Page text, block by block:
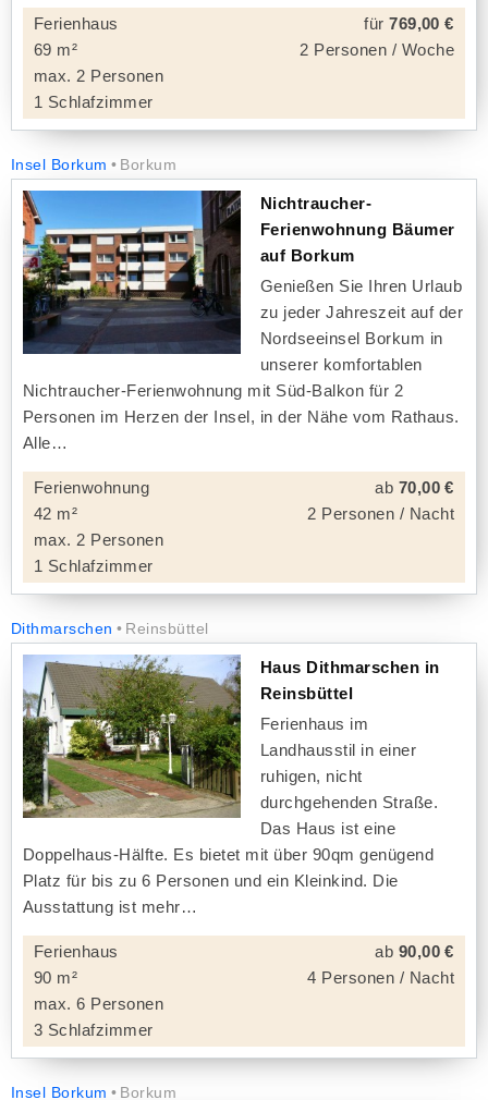
Ferienhaus
69 m²
max. 2 Personen
1 Schlafzimmer
für769,00 €
2 Personen / Woche
Insel Borkum Borkum
Nichtraucher-
Ferienwohnung Bäumer
auf Borkum
Genießen Sie Ihren Urlaub
zu jeder Jahreszeit auf der
Nordseeinsel Borkum in
unserer komfortablen
Nichtraucher-Ferienwohnung mit Süd-Balkon für 2
Personen im Herzen der Insel, in der Nähe vom Rathaus.
Alle
Ferienwohnung
42 m²
max. 2 Personen
1 Schlafzimmer
ab 70,00 €
2 Personen / Nacht
Dithmarschen Reinsbüttel
Haus Dithmarschen in
Reinsbüttel
Ferienhaus im
Landhausstil in einer
ruhigen, nicht
durchgehenden Straße.
Das Haus ist eine
Doppelhaus-Hälfte. Es bietet mit über 90qm genügend
Platz für bis zu 6 Personen und ein Kleinkind. Die
Ausstattung ist mehr
Ferienhaus
90 m²
max. 6 Personen
3 Schlafzimmer
ab 90,00 €
4 Personen / Nacht
Insel Borkum Borkum